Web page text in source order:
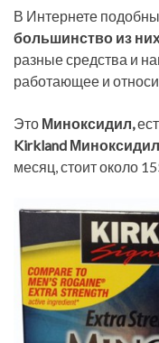
В Интернете
большинство из
разные средства и
работающее и
Это Миноксидил,
Kirkland
месяц, стоит около